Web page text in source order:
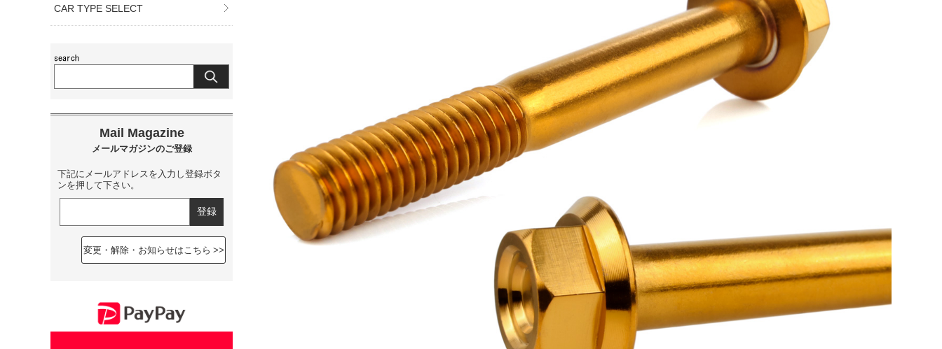
CAR TYPE SELECT
下記にメールアドレスを入力し登録ボタ
ンを押して下さい。
変更・解除・お知らせはこちら